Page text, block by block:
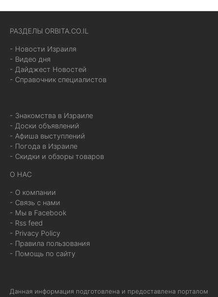
РАЗДЕЛЫ ORBITA.CO.IL
- Новости Израиля
- Видео дня
- Дайджест Новостей
- Справочник специалистов
- Знакомства в Израиле
- Доски объявлений
- Афиша выступлений
- Погода в Израиле
- Скидки и обзоры товаров
О НАС
- О компании
- Связь с нами
- Мы в Facebook
- Rss feed
- Privacy Policy
- Правила пользования
- Помощь по сайту
Данная информация подготовлена и предоставлена порталом